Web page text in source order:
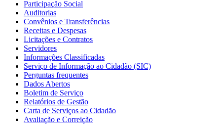
Participação Social
Auditorias
Convênios e Transferências
Receitas e Despesas
Licitações e Contratos
Servidores
Informações Classificadas
Serviço de Informação ao Cidadão (SIC)
Perguntas frequentes
Dados Abertos
Boletim de Serviço
Relatórios de Gestão
Carta de Serviços ao Cidadão
Avaliação e Correição